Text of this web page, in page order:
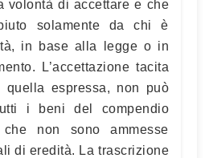
volontà di accettare e che
solamente da chi è
in base alla legge o in
L’accettazione tacita
quella espressa, non può
i beni del compendio
non sono ammesse
di eredità. La trascrizione